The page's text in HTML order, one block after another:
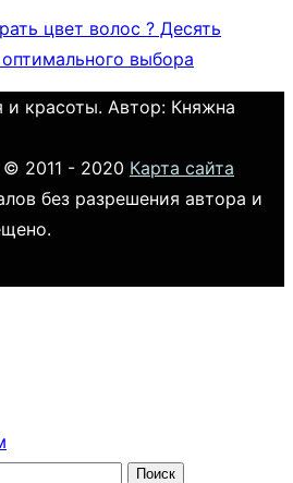
цвет волос ? Десять
выбора
и красоты. Автор: Княжна
2011 - 2020 Карта сайта
без разрешения автора и